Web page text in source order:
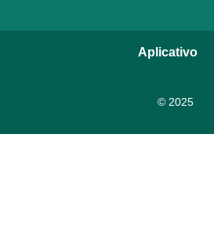
© 2025
Aplicativo